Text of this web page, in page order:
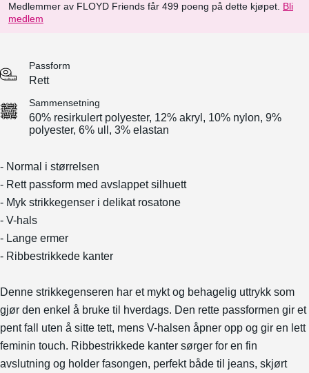
Medlemmer av FLOYD Friends får 499 poeng på dette kjøpet. Bli
medlem
Passform
Rett
Sammensetning
60% resirkulert polyester, 12% akryl, 10% nylon, 9%
polyester, 6% ull, 3% elastan
- Normal i størrelsen
- Rett passform med avslappet silhuett
- Myk strikkegenser i delikat rosatone
- V-hals
- Lange ermer
- Ribbestrikkede kanter
Denne strikkegenseren har et mykt og behagelig uttrykk som
gjør den enkel å bruke til hverdags. Den rette passformen gir et
pent fall uten å sitte tett, mens V-halsen åpner opp og gir en lett
feminin touch. Ribbestrikkede kanter sørger for en fin
avslutning og holder fasongen, perfekt både til jeans, skjørt